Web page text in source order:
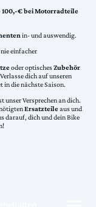
€ bei Motorradteile
in- und auswendig.
einfacher
oder optischesZubehör
dich auf unseren
in die nächste Saison.
Versprechen an dich.
Ersatzteileaus und
darauf, dich und dein Bike